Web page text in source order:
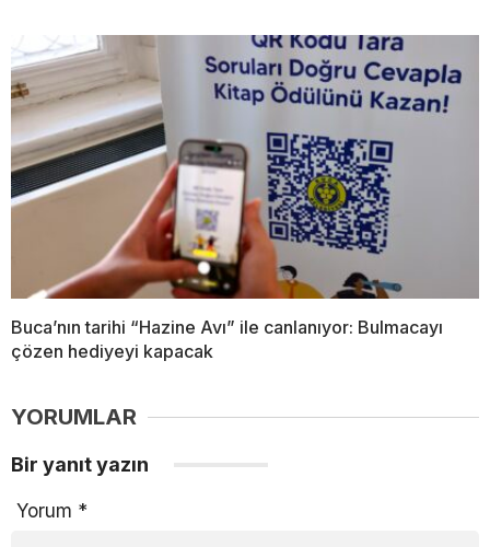
Buca’nın tarihi “Hazine Avı” ile canlanıyor: Bulmacayı
çözen hediyeyi kapacak
YORUMLAR
Bir yanıt yazın
Yorum *